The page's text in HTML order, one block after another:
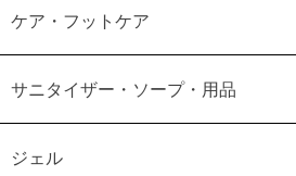
ケア・フットケア
サニタイザー・ソープ・用品
ジェル